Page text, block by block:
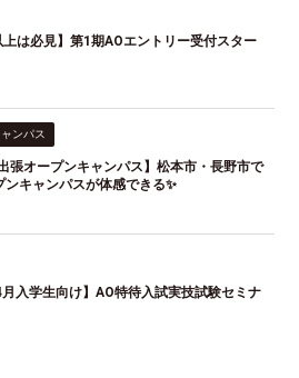
上は必見】第1期AOエントリー受付スター
ンパス
張オープンキャンパス】松本市・長野市で
ンキャンパスが体感できる✨
月入学生向け】AO特待入試実技試験セミナ